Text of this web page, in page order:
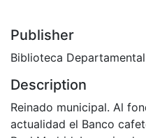
Publisher
Biblioteca
Description
Reinado municipal. Al
actualidad el Banco